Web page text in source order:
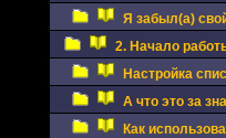
Я забыл(а)
2. Начало
Настройка
А что это за
Как